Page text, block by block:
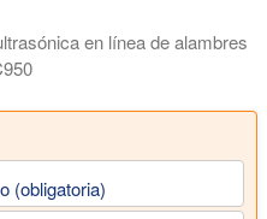
en línea de alambres
(obligatoria)